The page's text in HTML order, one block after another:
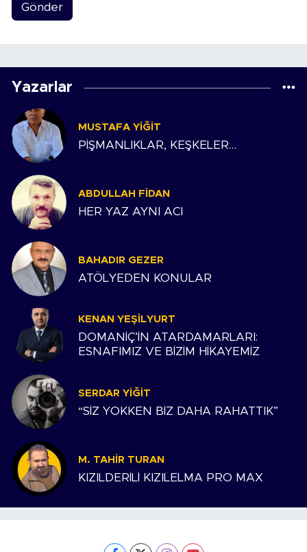
Gönder
Yazarlar
MUSTAFA YIĞIT
PİŞMANLIKLAR, KEŞKELER…
ABDULLAH FIDAN
HER YAZ AYNI ACI
BAHADIR GEZER
ATÖLYEDEN KONULAR
KENAN YEŞILYURT
DOMANİÇ’İN ATARDAMARLARI:
ESNAFIMIZ VE BİZİM HİKAYEMİZ
SERDAR YIĞIT
“SİZ YOKKEN BİZ DAHA RAHATTIK”
M. TAHIR TURAN
KIZILDERİLİ KIZILELMA PRO MAX